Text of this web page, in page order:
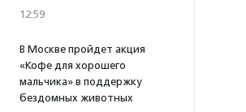
12:59
В Москве пройдет акция
«Кофе для хорошего
мальчика» в поддержку
бездомных животных